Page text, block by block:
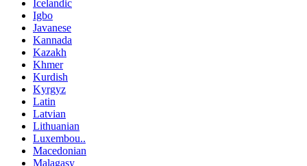
Icelandic
Igbo
Javanese
Kannada
Kazakh
Khmer
Kurdish
Kyrgyz
Latin
Latvian
Lithuanian
Luxembou..
Macedonian
Malagasy